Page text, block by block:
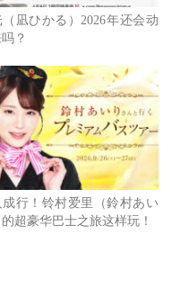
（凪ひかる）2026年还会动
？
成行！铃村爱里（鈴村あい
的超豪华巴士之旅这样玩！